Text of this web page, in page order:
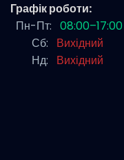
Графік роботи:
Пн-Пт: 08:00–17:00
Сб:
Вихідний
Нд:
Вихідний